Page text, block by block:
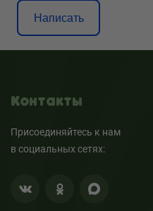
Написать
Контакты
Присоединяйтесь к нам
в социальных сетях: